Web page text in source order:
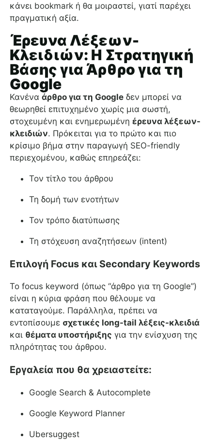
κάνει bookmark ή θα μοιραστεί, γιατί παρέχει
πραγματική αξία.
Έρευνα Λέξεων-
Κλειδιών: Η Στρατηγική
Βάσης για Άρθρο για τη
Google
Κανένα άρθρο για τη Google δεν μπορεί να
θεωρηθεί επιτυχημένο χωρίς μια σωστή,
στοχευμένη και ενημερωμένη έρευνα λέξεων-
κλειδιών. Πρόκειται για το πρώτο και πιο
κρίσιμο βήμα στην παραγωγή SEO-friendly
περιεχομένου, καθώς επηρεάζει:
Τον τίτλο του άρθρου
Τη δομή των ενοτήτων
Τον τρόπο διατύπωσης
Τη στόχευση αναζητήσεων (intent)
Επιλογή Focus και Secondary Keywords
Το focus keyword (όπως “άρθρο για τη Google”)
είναι η κύρια φράση που θέλουμε να
καταταγούμε. Παράλληλα, πρέπει να
εντοπίσουμε σχετικές long-tail λέξεις-κλειδιά
και θέματα υποστήριξης για την ενίσχυση της
πληρότητας του άρθρου.
Εργαλεία που θα χρειαστείτε:
Google Search & Autocomplete
Google Keyword Planner
Ubersuggest